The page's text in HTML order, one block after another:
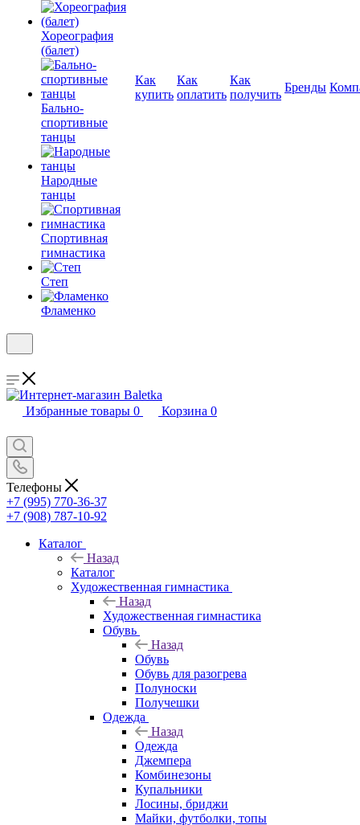
Хореография
(балет)
Бально-
спортивные
танцы
Народные
танцы
Спортивная
гимнастика
Степ
Фламенко
Как
купить
Как
оплатить
Как
получить
Бренды
Избранные товары 0 Корзина 0
Телефоны
+7 (995) 770-36-37
+7 (908) 787-10-92
Каталог
Назад
Каталог
Художественная гимнастика
Назад
Художественная гимнастика
Обувь
Назад
Обувь
Обувь для разогрева
Полуноски
Получешки
Одежда
Назад
Одежда
Джемпера
Комбинезоны
Купальники
Лосины, бриджи
Майки, футболки, топы